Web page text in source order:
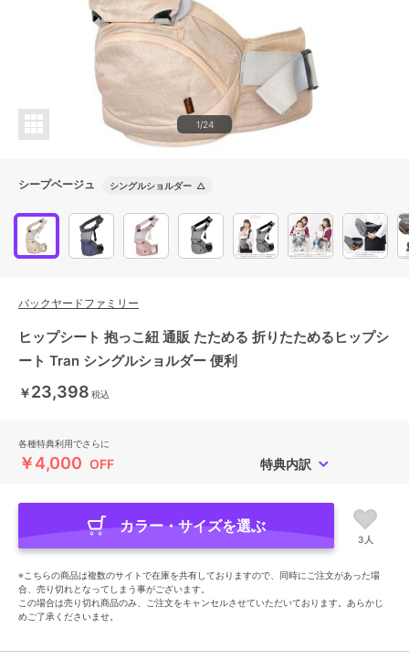
1/24
シープベージュ シングルショルダー △
バックヤードファミリー
ヒップシート 抱っこ紐 通販 たためる 折りたためるヒップシ
ート Tran シングルショルダー 便利
￥23,398 税込
各種特典利用でさらに
￥4,000 OFF 特典内訳
カラー・サイズを選ぶ
3人
※こちらの商品は複数のサイトで在庫を共有しておりますので、同時にご注文があった場
合、売り切れとなってしまう事がございます。
この場合は売り切れ商品のみ、ご注文をキャンセルさせていただいております。あらかじ
めご了承くださいませ。